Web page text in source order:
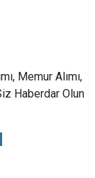
Memur Alımı,
Haberdar Olun